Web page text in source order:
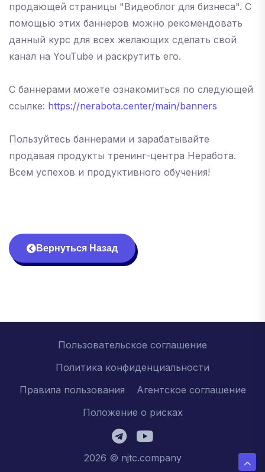
продающей страницы "Видеоблог для бизнеса". С
помощью этих баннеров можно рекомендовать
данный курс для всех желающих сделать свой
канал на YouTube и раскрутить его.
С баннерами можете ознакомиться по следующей
ссылке: https://nerabota.center/main/banners
Пользуйтесь баннерами и зарабатывайте
продавая продукты тренинг-центра Неработа.
Всем успехов и продуктивного обучения!
Вернуться Назад
Пользовательское соглашение
Политика конфиденциальности
Правила пользования
Агентское соглашение
Положение о рисках
2026 © njtc.company